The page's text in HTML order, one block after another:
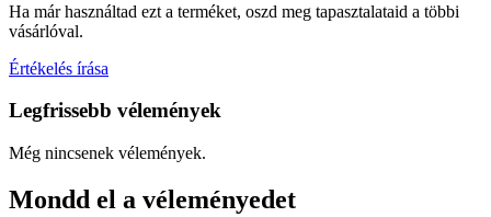
Ha már használtad ezt a terméket, oszd meg tapasztalataid a többi
vásárlóval.
Értékelés írása
Legfrissebb vélemények
Még nincsenek vélemények.
Mondd el a véleményedet